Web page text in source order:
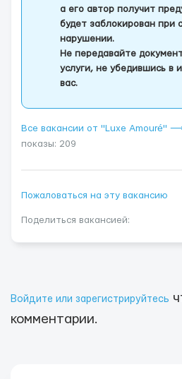
а его автор получит
будет заблокирован при
нарушении.
Не передавайте
услуги, не убедившись в
вас.
Все вакансии от "Luxe Amouré"
показы: 209
Пожаловаться на эту вакансию
Поделиться вакансией:
Войдите или зарегистрируйтесь
комментарии.